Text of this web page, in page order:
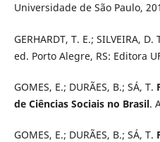
Universidade de São Paulo,
GERHARDT, T. E.; SILVEIRA, D.
ed. Porto Alegre, RS: Editora
GOMES, E.; DURÃES, B.; SÁ, T.
de Ciências Sociais no Brasil.
GOMES, E.; DURÃES, B.; SÁ, T.